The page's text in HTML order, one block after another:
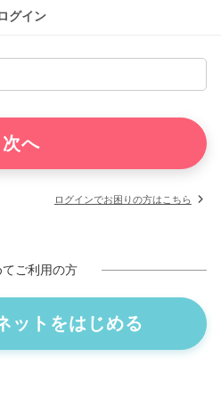
グイン
ログインでお困りの方はこちら
てご利用の方
ットをはじめる